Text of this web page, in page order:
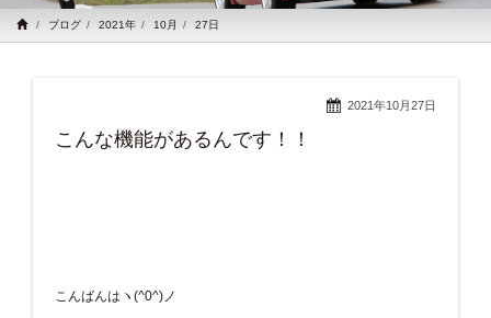
ブログ 2021年 10月 27日
2021年10月27日
こんな機能があるんです！！
こんばんはヽ(^0^)ノ